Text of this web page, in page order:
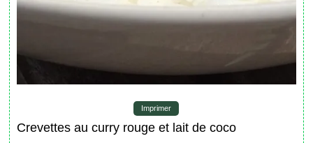
Imprimer
Crevettes au curry rouge et lait de coco